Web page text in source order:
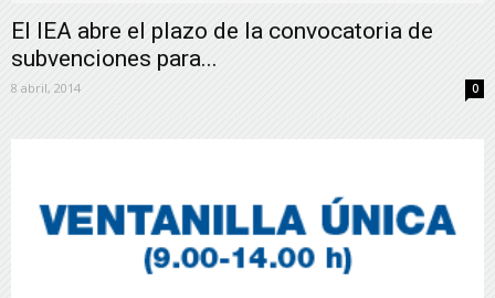
El IEA abre el plazo de la convocatoria de
subvenciones para...
8 abril, 2014 0